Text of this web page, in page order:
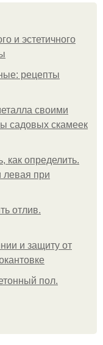
и эстетичного
рецепты
своими
садовых скамеек
как определить.
левая при
отлив.
и защиту от
пол.